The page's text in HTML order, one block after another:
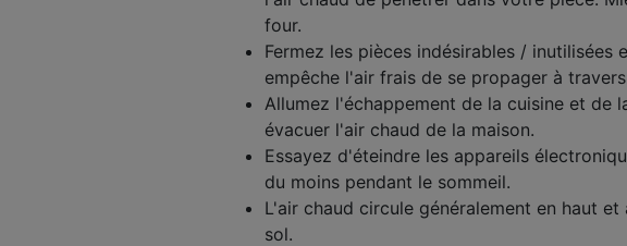
four.
Fermez les pièces indésirables /
empêche l'air frais de se propager à
Allumez l'échappement de la cuisine et de
évacuer l'air chaud de la maison.
Essayez d'éteindre les appareils
du moins pendant le sommeil.
L'air chaud circule généralement en haut
sol.